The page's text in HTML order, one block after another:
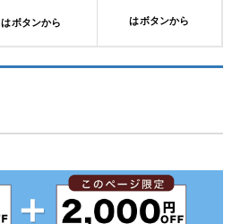
はボタンから はボタンから